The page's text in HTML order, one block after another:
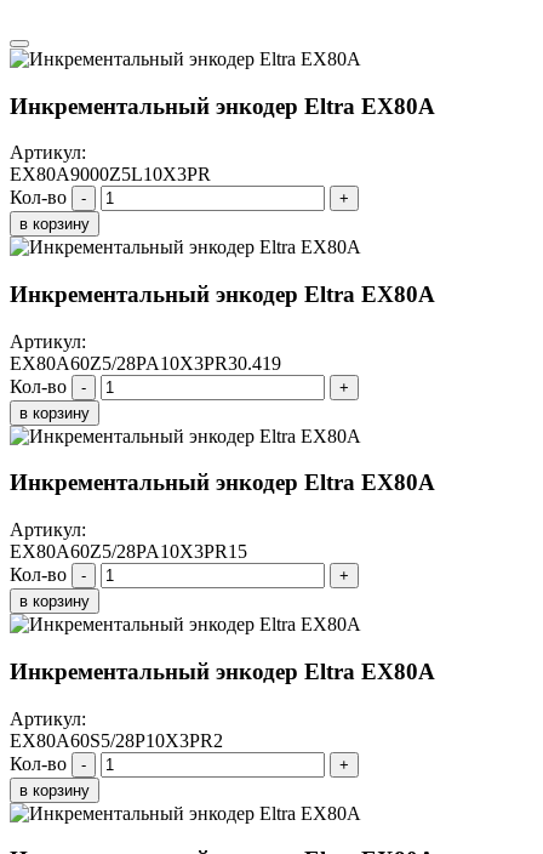
Инкрементальный энкодер Eltra EX80A
Артикул:
EX80A9000Z5L10X3PR
Кол-во
-
+
в корзину
Инкрементальный энкодер Eltra EX80A
Артикул:
EX80A60Z5/28PA10X3PR30.419
Кол-во
-
+
в корзину
Инкрементальный энкодер Eltra EX80A
Артикул:
EX80A60Z5/28PA10X3PR15
Кол-во
-
+
в корзину
Инкрементальный энкодер Eltra EX80A
Артикул:
EX80A60S5/28P10X3PR2
Кол-во
-
+
в корзину